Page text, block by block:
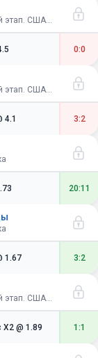
Футбол / Чемпионат мира 2026. Групповой этап. США-Канада-Мексика
0:0
Футбол / Чемпионат мира 2026. Групповой этап. США-Канада-Мексика
4.1 3:2
20:11
1.67 3:2
Футбол / Чемпионат мира 2026. Групповой этап. США-Канада-Мексика
X2 @ 1.89 1:1